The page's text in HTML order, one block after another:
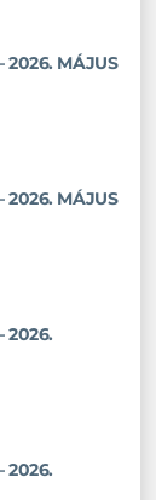
2026. MÁJUS
2026. MÁJUS
2026.
2026.